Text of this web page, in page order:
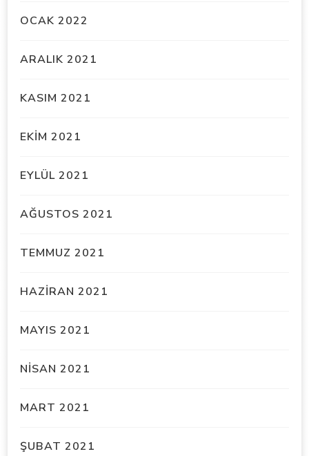
OCAK 2022
ARALIK 2021
KASIM 2021
EKIM 2021
EYLÜL 2021
AĞUSTOS 2021
TEMMUZ 2021
HAZIRAN 2021
MAYIS 2021
NISAN 2021
MART 2021
ŞUBAT 2021